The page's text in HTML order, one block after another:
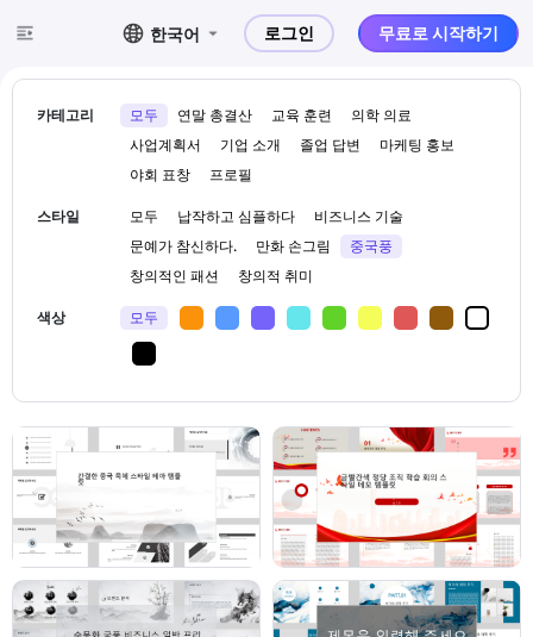
한국어 로그인 무료로 시작하기
카테고리 모두 연말 총결산 교육 훈련
의학 의료
사업계획서
기업 소개 졸업 답변
마케팅 홍보
야회 표창
프로필
스타일 모두 납작하고 심플하다
비즈니스 기술
문예가 참신하다.
만화 손그림
중국풍
창의적인 패션
창의적 취미
색상 모두